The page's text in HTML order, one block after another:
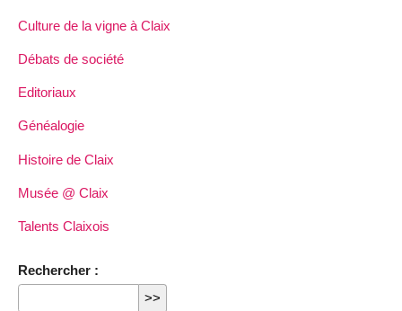
Culture de la vigne à Claix
Débats de société
Editoriaux
Généalogie
Histoire de Claix
Musée @ Claix
Talents Claixois
Rechercher :